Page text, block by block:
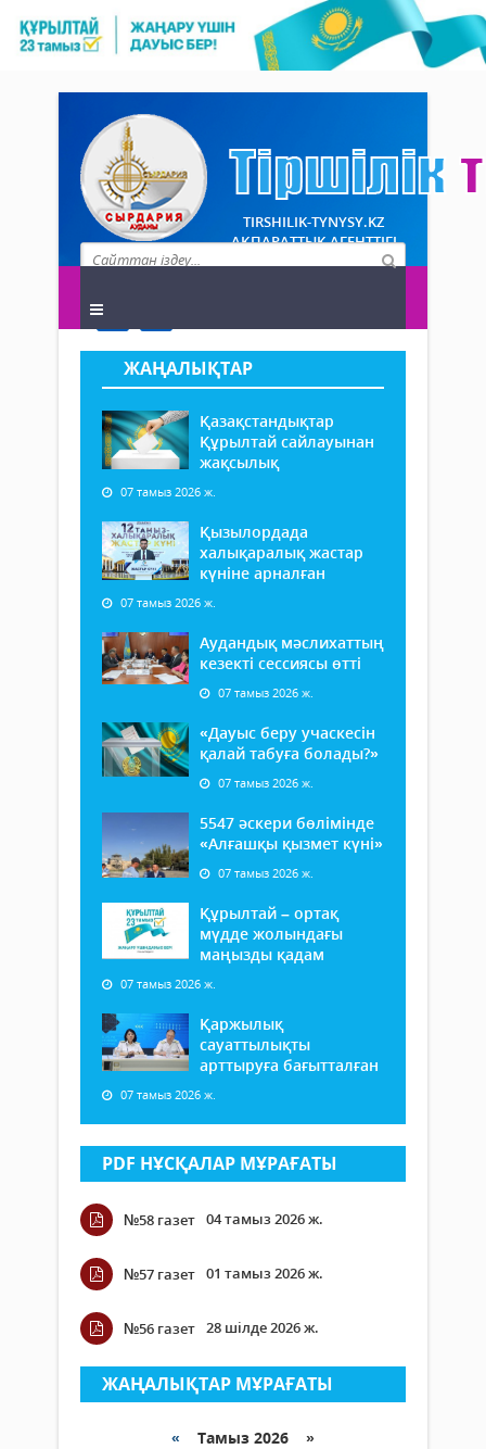
TIRSHILIK-TYNYSY.KZ
АҚПАРАТТЫҚ АГЕНТТІГІ
ЖАҢАЛЫҚТАР
Қазақстандықтар
Құрылтай сайлауынан
жақсылық
07 тамыз 2026 ж.
Қызылордада
халықаралық жастар
күніне арналған
07 тамыз 2026 ж.
Аудандық мәслихаттың
кезекті сессиясы өтті
07 тамыз 2026 ж.
«Дауыс беру учаскесін
қалай табуға болады?»
07 тамыз 2026 ж.
5547 әскери бөлімінде
«Алғашқы қызмет күні»
07 тамыз 2026 ж.
Құрылтай – ортақ
мүдде жолындағы
маңызды қадам
07 тамыз 2026 ж.
Қаржылық
сауаттылықты
арттыруға бағытталған
07 тамыз 2026 ж.
PDF НҰСҚАЛАР МҰРАҒАТЫ
№58 газет 04 тамыз 2026 ж.
№57 газет 01 тамыз 2026 ж.
№56 газет 28 шілде 2026 ж.
ЖАҢАЛЫҚТАР МҰРАҒАТЫ
« Тамыз 2026 »